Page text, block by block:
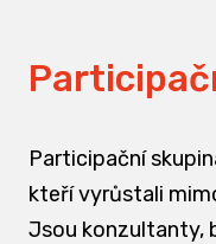
Participační
kteří vyrůstali
Jsou konzultanty,